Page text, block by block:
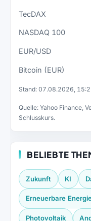
TecDAX
NASDAQ 100
EUR/USD
Bitcoin (EUR)
Stand: 07.08.2026,
Quelle: Yahoo Finance,
Schlusskurs.
BELIEBTE
Zukunft KI
Erneuerbare
Photovoltaik